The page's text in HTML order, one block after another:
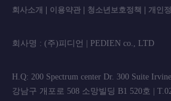
회사소개 | 이용약관 | 청소년보호정책 | 개인
회사명 : (주)피디언 |
H.Q: 200 Spectrum center Dr. 300 Suite
강남구 개포로 508 소망빌딩 B1 520호 |